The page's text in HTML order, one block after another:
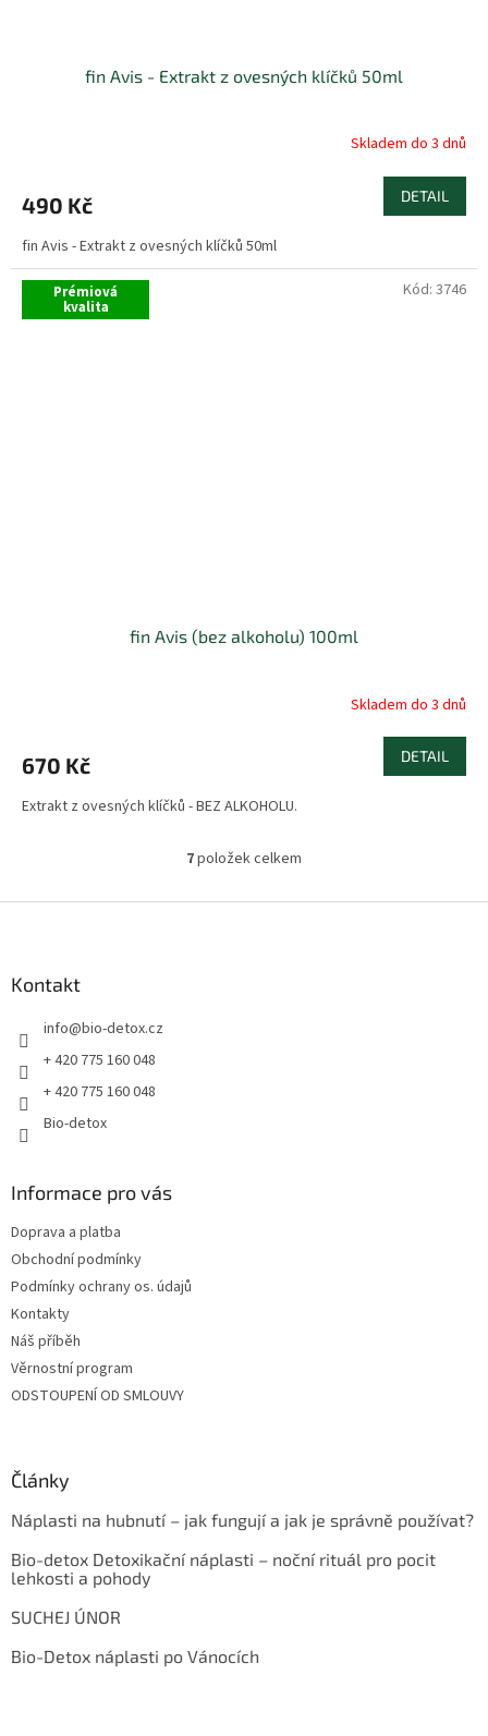
fin Avis - Extrakt z ovesných klíčků 50ml
Skladem do 3 dnů
490 Kč DETAIL
fin Avis - Extrakt z ovesných klíčků 50ml
Prémiová
kvalita
fin Avis (bez alkoholu) 100ml
Skladem do 3 dnů
670 Kč DETAIL
Extrakt z ovesných klíčků - BEZ ALKOHOLU.
Kód: 3746
O
l
7položek celkem
Kontakt
info@bio-detox.cz
+ 420 775 160 048
+ 420 775 160 048
Bio-detox
Informace pro vás
Doprava a platba
Obchodní podmínky
Podmínky ochrany os. údajů
Kontakty
Náš příběh
Věrnostní program
ODSTOUPENÍ OD SMLOUVY
Články
Náplasti na hubnutí – jak fungují a jak je správně používat?
Bio-detox Detoxikační náplasti – noční rituál pro pocit
lehkosti a pohody
SUCHEJ ÚNOR
Bio-Detox náplasti po Vánocích